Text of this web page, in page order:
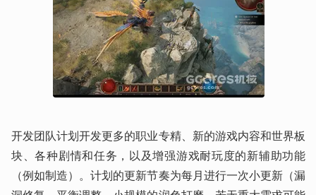
开发团队计划开发更多的职业专精、新的游戏内容和世界板
块、各种剧情和任务，以及增强游戏耐玩度的新辅助功能
（例如制造）。计划的更新节奏为每月进行一次小更新（漏